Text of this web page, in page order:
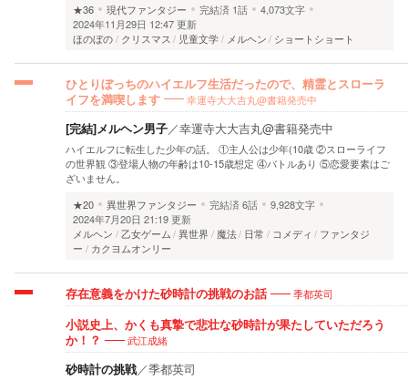
★36
現代ファンタジー 完結済 1話
4,073文字
2024年11月29日 12:47 更新
ほのぼの
クリスマス 児童文学 メルヘン ショートショート
ひとりぼっちのハイエルフ生活だったので、精霊とスローラ
イフを満喫します
幸運寺大大吉丸@書籍発売中
[完結]メルヘン男子／幸運寺大大吉丸@書籍発売中
ハイエルフに転生した少年の話。 ①主人公は少年(10歳 ②スローライフ
の世界観 ③登場人物の年齢は10-15歳想定 ④バトルあり ⑤恋愛要素はご
ざいません。
★20
異世界ファンタジー 完結済6話
9,928文字
2024年7月20日 21:19 更新
メルヘン
乙女ゲーム 異世界 魔法 日常 コメディ
ファンタジ
ー
カクヨムオンリー
存在意義をかけた砂時計の挑戦のお話 季都英司
小説史上、かくも真摯で悲壮な砂時計が果たしていただろう
か！？
武江成緒
砂時計の挑戦／季都英司